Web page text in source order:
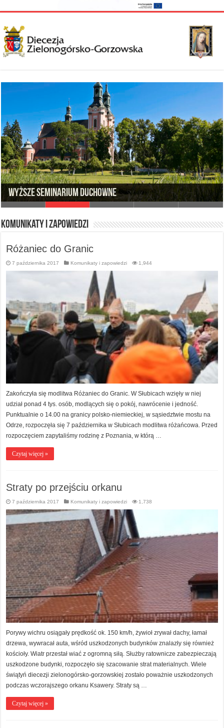
Wyższe Seminarium Duchowne
Komunikaty i zapowiedzi
Różaniec do Granic
7 października 2017 Komunikaty i zapowiedzi 1,944
Zakończyła się modlitwa Różaniec do Granic. W Słubicach wzięły w niej
udział ponad 4 tys. osób, modlących się o pokój, nawrócenie i jedność.
Punktualnie o 14.00 na granicy polsko-niemieckiej, w sąsiedztwie mostu na
Odrze, rozpoczęła się 7 października w Słubicach modlitwa różańcowa. Przed
rozpoczęciem zapytaliśmy rodzinę z Poznania, w którą …
Czytaj więcej »
Straty po przejściu orkanu
7 października 2017 Komunikaty i zapowiedzi 1,738
Porywy wichru osiągały prędkość ok. 150 km/h, żywioł zrywał dachy, łamał
drzewa, wywracał auta, wśród uszkodzonych budynków znalazły się również
kościoły. Wiatr przestał wiać z ogromną siłą. Służby ratownicze zabezpieczają
uszkodzone budynki, rozpoczęło się szacowanie strat materialnych. Wiele
świątyń diecezji zielonogórsko-gorzowskiej zostało poważnie uszkodzonych
podczas wczorajszego orkanu Ksawery. Straty są …
Czytaj więcej »